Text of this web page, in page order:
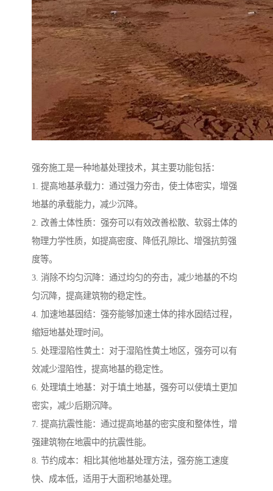
强夯施工是一种地基处理技术，其主要功能包括：
1. 提高地基承载力：通过强力夯击，使土体密实，增强
地基的承载能力，减少沉降。
2. 改善土体性质：强夯可以有效改善松散、软弱土体的
物理力学性质，如提高密度、降低孔隙比、增强抗剪强
度等。
3. 消除不均匀沉降：通过均匀的夯击，减少地基的不均
匀沉降，提高建筑物的稳定性。
4. 加速地基固结：强夯能够加速土体的排水固结过程，
缩短地基处理时间。
5. 处理湿陷性黄土：对于湿陷性黄土地区，强夯可以有
效减少湿陷性，提高地基的稳定性。
6. 处理填土地基：对于填土地基，强夯可以使填土更加
密实，减少后期沉降。
7. 提高抗震性能：通过提高地基的密实度和整体性，增
强建筑物在地震中的抗震性能。
8. 节约成本：相比其他地基处理方法，强夯施工速度
快、成本低，适用于大面积地基处理。